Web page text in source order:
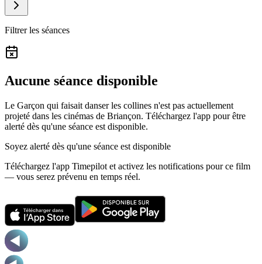
Filtrer les séances
Aucune séance disponible
Le Garçon qui faisait danser les collines n'est pas actuellement
projeté dans les cinémas de Briançon. Téléchargez l'app pour être
alerté dès qu'une séance est disponible.
Soyez alerté dès qu'une séance est disponible
Téléchargez l'app Timepilot et activez les notifications pour ce film
— vous serez prévenu en temps réel.